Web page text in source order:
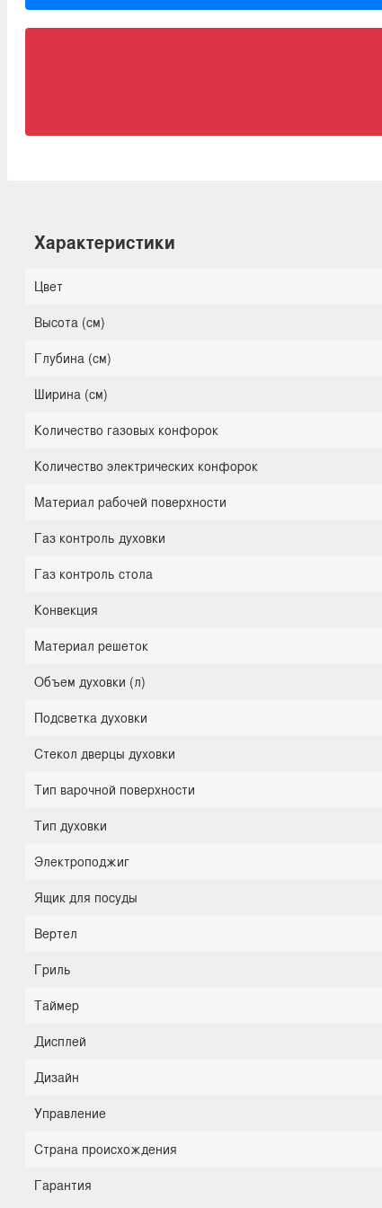
Характеристики
Цвет
Высота (см)
Глубина (см)
Ширина (см)
Количество газовых конфорок
Количество электрических конфорок
Материал рабочей поверхности
Газ контроль духовки
Газ контроль стола
Конвекция
Материал решеток
Объем духовки (л)
Подсветка духовки
Стекол дверцы духовки
Тип варочной поверхности
Тип духовки
Электроподжиг
Ящик для посуды
Вертел
Гриль
Таймер
Дисплей
Дизайн
Управление
Страна происхождения
Гарантия